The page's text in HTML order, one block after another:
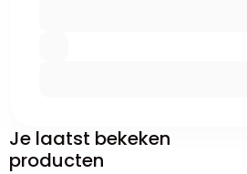
Je laatst bekeken
producten